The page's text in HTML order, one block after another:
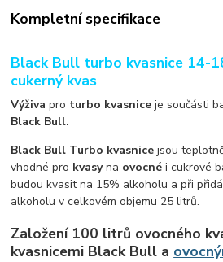
Kompletní specifikace
Black Bull turbo kvasnice 14-
cukerný kvas
Výživapro turbo kvasnice je součásti
Black Bull.
Black Bull Turbo kvasnice jsou
vhodné pro kvasyna ovocnéi cukrové
budou kvasit na 15% alkoholu a při
alkoholu v celkovém objemu 25 litrů.
Založení 100 litrů ovocného
kvasnicemi Black Bull a